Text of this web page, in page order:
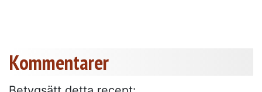
Kommentarer